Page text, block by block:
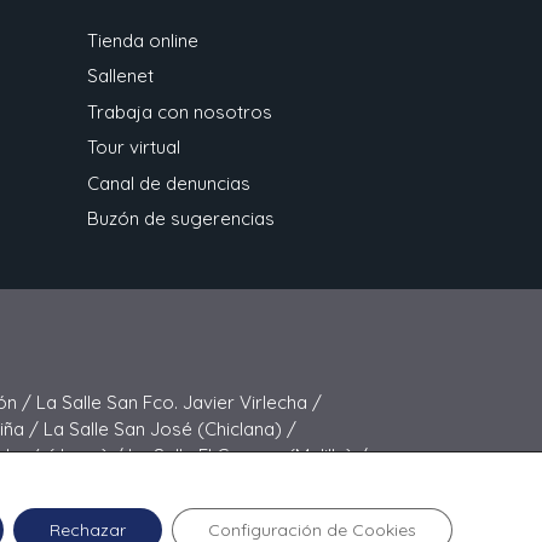
Tienda online
Sallenet
Trabaja con nosotros
Tour virtual
Canal de denuncias
Buzón de sugerencias
/ La Salle San Fco. Javier Virlecha /
/ La Salle San José (Chiclana) /
José (Jerez) /La Salle El Carmen (Melilla) /
2024 La Salle Sagrado Corazón.
Rechazar Configuración de Cookies